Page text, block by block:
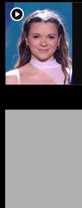
player2